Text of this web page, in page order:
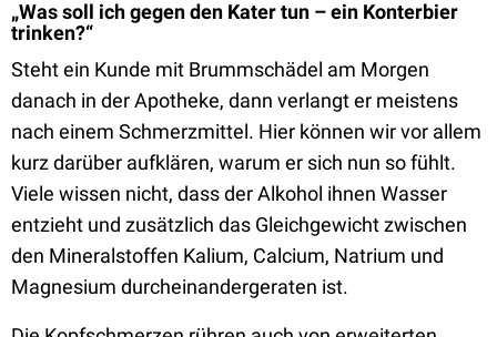
„Was soll ich gegen den Kater tun – ein Konterbier
trinken?“
Steht ein Kunde mit Brummschädel am Morgen
danach in der Apotheke, dann verlangt er meistens
nach einem Schmerzmittel. Hier können wir vor allem
kurz darüber aufklären, warum er sich nun so fühlt.
Viele wissen nicht, dass der Alkohol ihnen Wasser
entzieht und zusätzlich das Gleichgewicht zwischen
den Mineralstoffen Kalium, Calcium, Natrium und
Magnesium durcheinandergeraten ist.